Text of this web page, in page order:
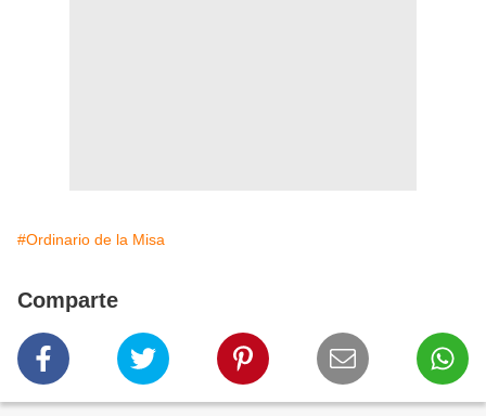
#Ordinario de la Misa
Comparte